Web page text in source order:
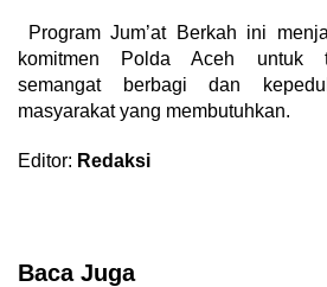
Program Jum’at Berkah ini
komitmen Polda Aceh untuk
semangat berbagi dan
masyarakat yang membutuhkan.
Editor: Redaksi
Baca Juga